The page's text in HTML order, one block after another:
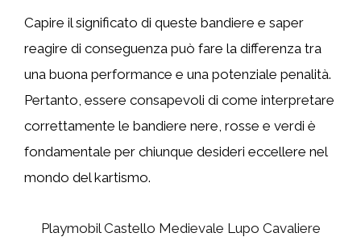
Capire il significato di queste bandiere e saper
reagire di conseguenza può fare la differenza tra
una buona performance e una potenziale penalità.
Pertanto, essere consapevoli di come interpretare
correttamente le bandiere nere, rosse e verdi è
fondamentale per chiunque desideri eccellere nel
mondo del kartismo.
Playmobil Castello Medievale Lupo Cavaliere